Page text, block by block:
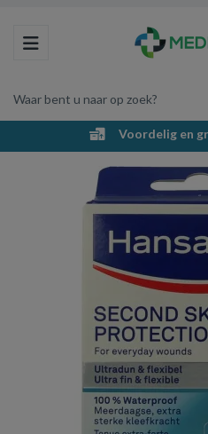
Toggle navigation
Waar bent u naar op zoek?
Winkelwagen
Uw
Vul hem
Voordelig en